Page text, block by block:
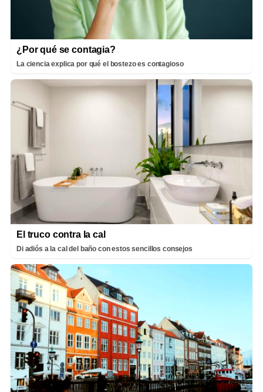
¿Por qué se contagia?
La ciencia explica por qué el bostezo es contagioso
El truco contra la cal
Di adiós a la cal del baño con estos sencillos consejos